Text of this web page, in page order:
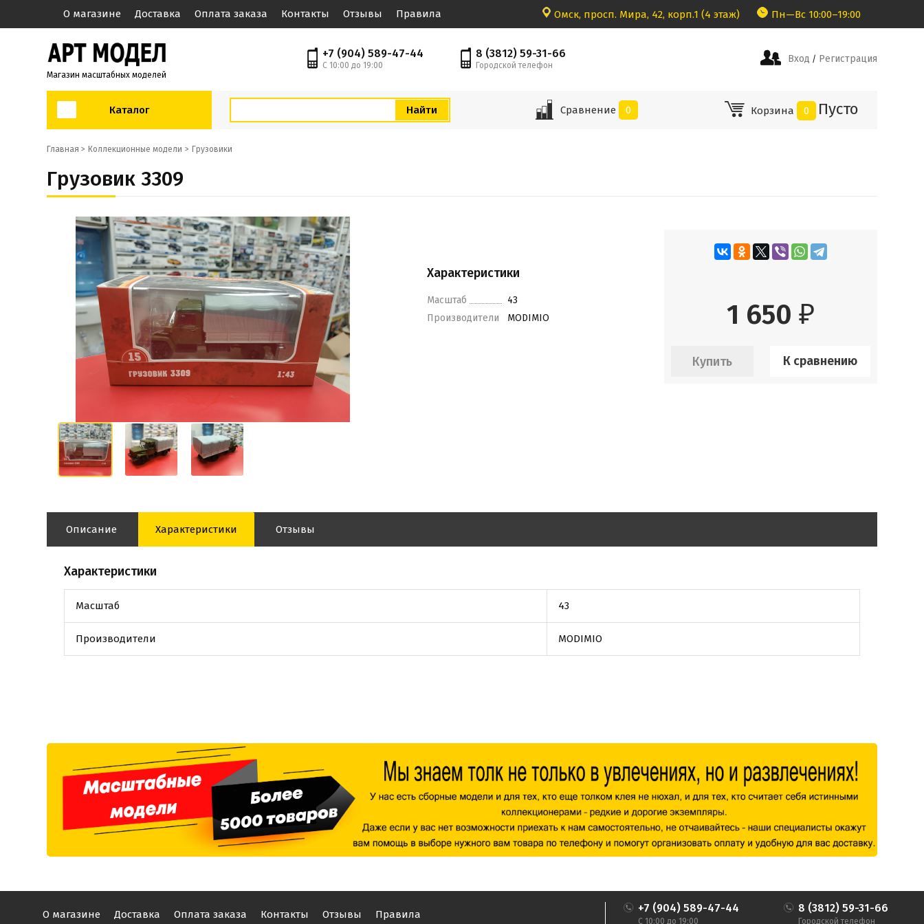
О магазине Доставка Оплата заказа Контакты Отзывы Правила Омск, просп. Мира, 42, корп.1 (4 этаж) Пн—Вс 10:00–19:00
Магазин масштабных моделей
+7 (904) 589-47-44
С 10:00 до 19:00
8 (3812) 59-31-66
Городской телефон
Вход / Регистрация
Каталог Сравнение 0 Корзина 0 Пусто
Главная > Коллекционные модели Грузовики
Грузовик 3309
Характеристики
Масштаб
43
Производители
MODIMIO 1 650 ₽
К сравнению
Описание Характеристики Отзывы
Характеристики
Масштаб 43
Производители MODIMIO
О магазине Доставка Оплата заказа Контакты Отзывы Правила +7 (904) 589-47-44
С 10:00 до 19:00
8 (3812) 59-31-66
Городской телефон